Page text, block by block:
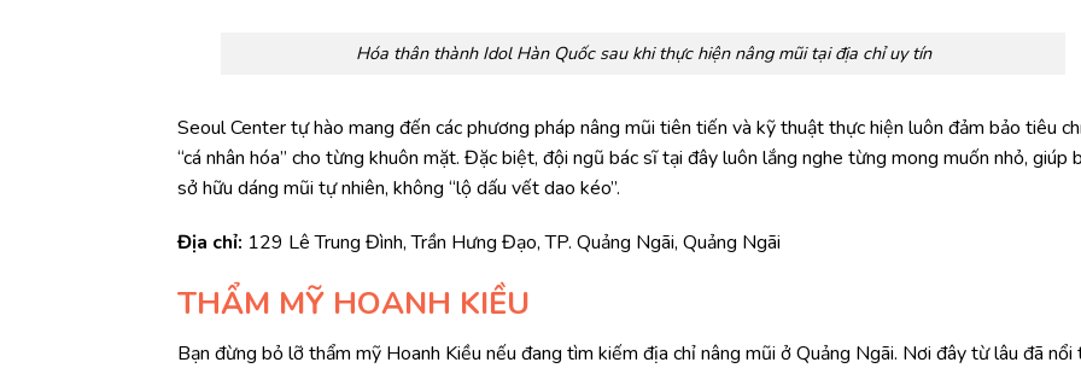
Hóa thân thành Idol Hàn Quốc sau khi thực hiện nâng mũi tại địa chỉ uy tín
Seoul Center tự hào mang đến các phương pháp nâng mũi tiên tiến và kỹ thuật thực hiện luôn đảm bảo tiêu
“cá nhân hóa” cho từng khuôn mặt. Đặc biệt, đội ngũ bác sĩ tại đây luôn lắng nghe từng mong muốn nhỏ, giúp
sở hữu dáng mũi tự nhiên, không “lộ dấu vết dao kéo”.
Địa chỉ: 129 Lê Trung Đình, Trần Hưng Đạo, TP. Quảng Ngãi, Quảng Ngãi
THẨM MỸ HOANH KIỀU
Bạn đừng bỏ lỡ thẩm mỹ Hoanh Kiều nếu đang tìm kiếm địa chỉ nâng mũi ở Quảng Ngãi. Nơi đây từ lâu đã nổi